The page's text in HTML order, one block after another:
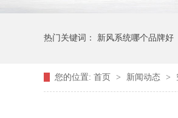
热门关键词： 新风系统哪个品牌好
您的位置: 首页 > 新闻动态 >